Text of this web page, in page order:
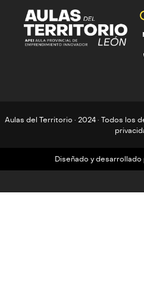
Aulas del Territorio · 2024 · Todos los
Diseñado y desarrollado